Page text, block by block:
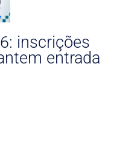
inscrições
entrada